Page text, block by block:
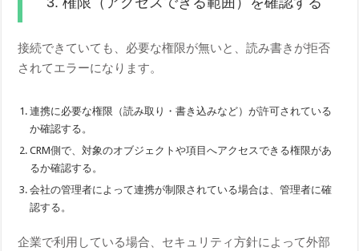
接続できていても、必要な権限が無いと、読み書きが拒否
されてエラーになります。
連携に必要な権限（読み取り・書き込みなど）が許可されている
か確認する。
CRM側で、対象のオブジェクトや項目へアクセスできる権限があ
るか確認する。
会社の管理者によって連携が制限されている場合は、管理者に確
認する。
企業で利用している場合、セキュリティ方針によって外部